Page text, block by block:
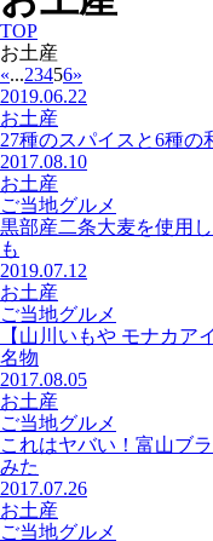
TOP
お土産
«...23456»
2019.06.22
お土産
27種のスパイスと6種の
2017.08.10
お土産
ご当地グルメ
黒部産二条大麦を使用
も
2019.07.12
お土産
ご当地グルメ
【山川いもや モナカ
名物
2017.08.05
お土産
ご当地グルメ
これはヤバい！富山ブ
みた
2017.07.26
お土産
ご当地グルメ